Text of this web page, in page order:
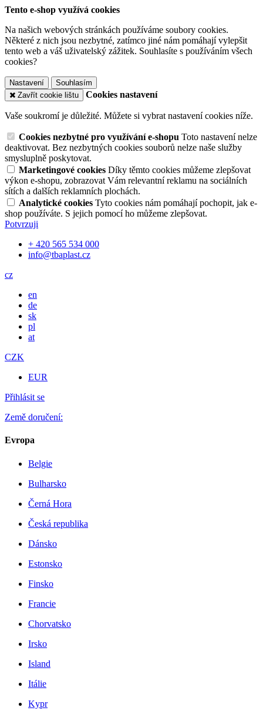
Tento e-shop využívá cookies
Na našich webových stránkách používáme soubory cookies.
Některé z nich jsou nezbytné, zatímco jiné nám pomáhají vylepšit
tento web a váš uživatelský zážitek. Souhlasíte s používáním všech
cookies?
Nastavení
Souhlasím
Zavřít cookie lištu
Cookies nastavení
Vaše soukromí je důležité. Můžete si vybrat nastavení cookies níže.
Cookies nezbytné pro využívání e-shopu Toto nastavení nelze
deaktivovat. Bez nezbytných cookies souborů nelze naše služby
smysluplně poskytovat.
Marketingové cookies Díky těmto cookies můžeme zlepšovat
výkon e-shopu, zobrazovat Vám relevantní reklamu na sociálních
sítích a dalších reklamních plochách.
Analytické cookies Tyto cookies nám pomáhají pochopit, jak e-
shop používáte. S jejich pomocí ho můžeme zlepšovat.
Potvrzuji
+ 420 565 534 000
info@tbaplast.cz
cz
en
de
sk
pl
at
CZK
EUR
Přihlásit se
Země doručení:
Evropa
Belgie
Bulharsko
Černá Hora
Česká republika
Dánsko
Estonsko
Finsko
Francie
Chorvatsko
Irsko
Island
Itálie
Kypr